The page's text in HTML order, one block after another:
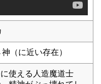
（に近い存在）
使える人造魔道士